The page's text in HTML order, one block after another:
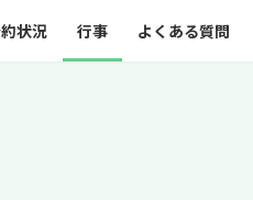
状況 行事 よくある質問